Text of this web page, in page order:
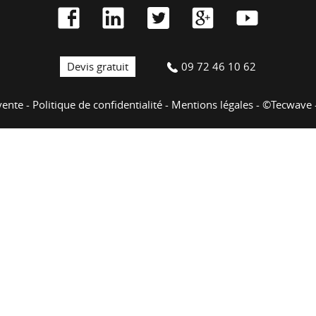
Devis gratuit 09 72 46 10 62
- Politique de confidentialité - Mentions légales - ©Tecwave